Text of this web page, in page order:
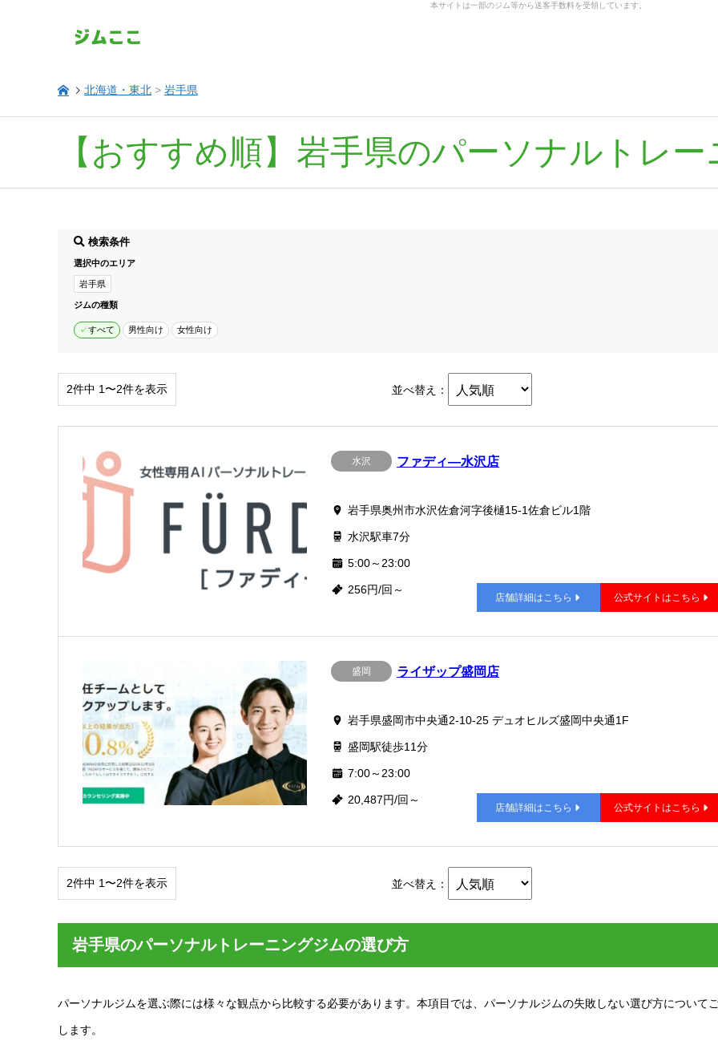
本サイトは一部のジム等から送客手数料を受領しています。
北海道・東北 > 岩手県
【おすすめ順】岩手県のパーソナルトレ
検索条件
選択中のエリア
岩手県
ジムの種類
すべて 男性向け 女性向け
2件中 1〜2件を表示 並べ替え：
水沢 ファディ―水沢店
岩手県奥州市水沢佐倉河字後樋15-1佐倉ビル1階
水沢駅車7分
5:00～23:00
256円/回～
店舗詳細はこちら 公式サイトはこちら
盛岡 ライザップ盛岡店
岩手県盛岡市中央通2-10-25 デュオヒルズ盛岡中央通1F
盛岡駅徒歩11分
7:00～23:00
20,487円/回～
店舗詳細はこちら 公式サイトはこちら
2件中 1〜2件を表示 並べ替え：
岩手県のパーソナルトレーニングジムの選び方
パーソナルジムを選ぶ際には様々な観点から比較する必要があります。本項目では、パーソナルジムの失敗しない選び方について
します。